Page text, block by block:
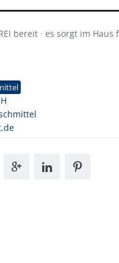
bereit · es sorgt im Haus